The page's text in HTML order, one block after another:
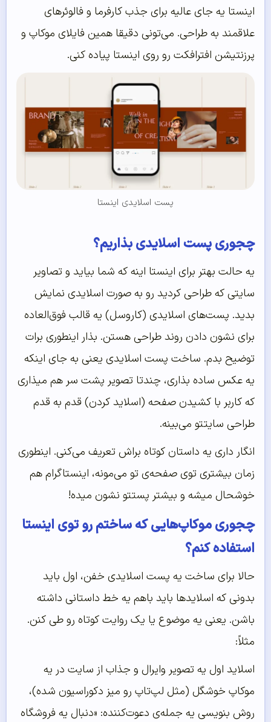
اینستا یه جای عالیه برای جذب کارفرما و فالوئرهای
علاقمند به طراحی. می‌تونی دقیقا همین فایلای موکاپ و
پرزنتیشن افترافکت رو روی اینستا پیاده کنی.
پست اسلایدی اینستا
چجوری پست اسلایدی بذاریم؟
یه حالت بهتر برای اینستا اینه که شما بیاید و تصاویر
سایتی که طراحی کردید رو به صورت اسلایدی نمایش
بدید. پست‌های اسلایدی (کاروسل) یه قالب فوق‌العاده‌
برای نشون دادن روند طراحی هستن. بذار اینطوری برات
توضیح بدم. ساخت پست اسلایدی یعنی به جای اینکه
یه عکس ساده بذاری، چندتا تصویر پشت سر هم میذاری
که کاربر با کشیدن صفحه (اسلاید کردن) قدم به قدم
طراحی سایتتو می‌بینه.
انگار داری یه داستان کوتاه براش تعریف می‌کنی. اینطوری
زمان بیشتری توی صفحه‌ی تو می‌مونه، اینستاگرام هم
خوشحال میشه و بیشتر پستتو نشون میده!
چجوری موکاپ‌هایی که ساختم رو توی اینستا
استفاده کنم؟
حالا برای ساخت یه پست اسلایدی خفن، اول باید
بدونی که اسلایدها باید باهم یه خط داستانی داشته
باشن. یعنی یه موضوع یا یک روایت کوتاه رو طی کنن.
مثلاً:
اسلاید اول یه تصویر وایرال و جذاب از سایت در یه
موکاپ خوشگل (مثل لپ‌تاپ رو میز دکوراسیون شده)،
روش بنویسی یه جمله‌ی دعوت‌کننده: «دنبال یه فروشگاه